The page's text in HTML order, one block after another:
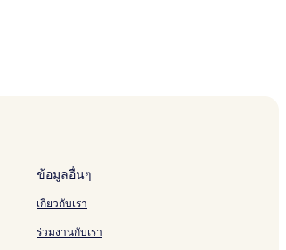
ข้อมูลอื่นๆ
เกี่ยวกับเรา
ร่วมงานกับเรา